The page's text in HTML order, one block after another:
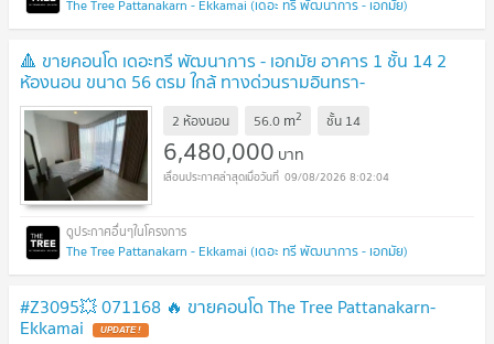
The Tree Pattanakarn - Ekkamai (เดอะ ทรี พัฒนาการ - เอกมัย)
🔺 ขายคอนโด เดอะทรี พัฒนาการ - เอกมัย อาคาร 1 ชั้น 14 2
ห้องนอน ขนาด 56 ตรม ใกล้ ทางด่วนรามอินทรา-
อาจณรงค์ UPDATE !
2 ห้องนอน 56.0 m2 ชั้น 14
6,480,000 บาท
09/08/2026 8:02:04
The Tree Pattanakarn - Ekkamai (เดอะ ทรี พัฒนาการ - เอกมัย)
#Z3095💥 071168 🔥 ขายคอนโด The Tree Pattanakarn-
Ekkamai UPDATE !